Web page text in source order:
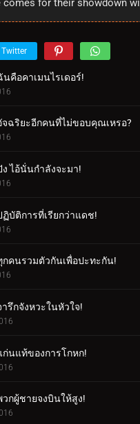
Twitter
คือคาเมนไรเดอร์!
จฉริยะอีกคนที่ไม่ขอบคุณเหรอ?
ไอ้นั่นกำลังจะมา!
ฏิบัติการที่เรียกว่าแดช!
กคนรวมตัวกันเพื่อปะทะกัน!
รึกจังหวะในหัวใจ!
ก่นแท้ของการโกหก!
กผู้ชายจงบินให้สูง!